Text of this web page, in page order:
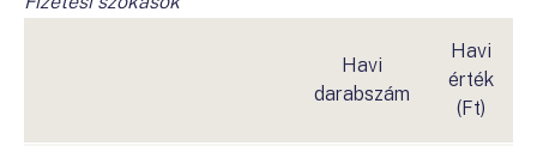
Havi
darabszám
Havi
érték
(Ft)